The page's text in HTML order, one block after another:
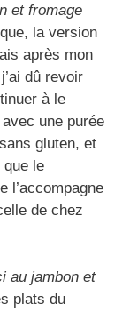
et fromage
la version
après mon
dû revoir
à le
une purée
gluten, et
que le
l’accompagne
de chez
au jambon et
plats du